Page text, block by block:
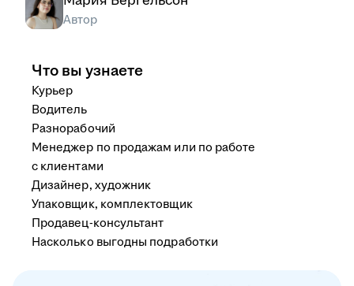
Автор
Что вы узнаете
Курьер
Водитель
Разнорабочий
Менеджер по продажам или по работе
с клиентами
Дизайнер, художник
Упаковщик, комплектовщик
Продавец-консультант
Насколько выгодны подработки